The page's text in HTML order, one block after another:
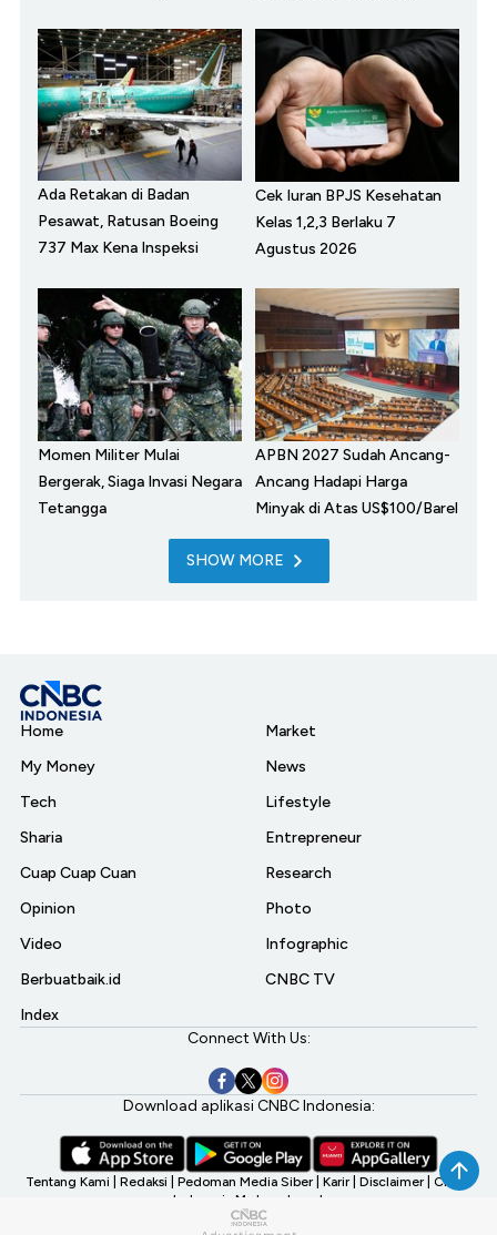
Ada Retakan di Badan
Pesawat, Ratusan Boeing
737 Max Kena Inspeksi
Cek Iuran BPJS Kesehatan
Kelas 1,2,3 Berlaku 7
Agustus 2026
Momen Militer Mulai
Bergerak, Siaga Invasi Negara
Tetangga
APBN 2027 Sudah Ancang-
Ancang Hadapi Harga
Minyak di Atas US$100/Barel
SHOW MORE
Home
My Money
Tech
Sharia
Cuap Cuap Cuan
Opinion
Video
Berbuatbaik.id
Index
Market
News
Lifestyle
Entrepreneur
Research
Photo
Infographic
CNBC TV
Connect With Us:
Download aplikasi CNBC Indonesia:
Tentang Kami Redaksi Pedoman Media Siber Karir Disclaimer CNBC
Indonesia My Investment
©2026 CNBC Indonesia, A Transmedia Company